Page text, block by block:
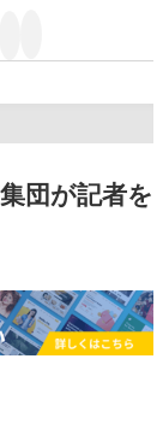
団が記者を